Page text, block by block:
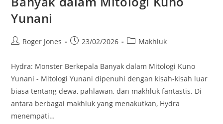
Yunani
PostRoger Jones
Post23/02/2026
PostMakhluk
Hydra: Monster Berkepala Banyak dalam Mitologi Kuno
Yunani - Mitologi Yunani dipenuhi dengan kisah-kisah luar
biasa tentang dewa, pahlawan, dan makhluk fantastis. Di
antara berbagai makhluk yang menakutkan, Hydra
menempati…